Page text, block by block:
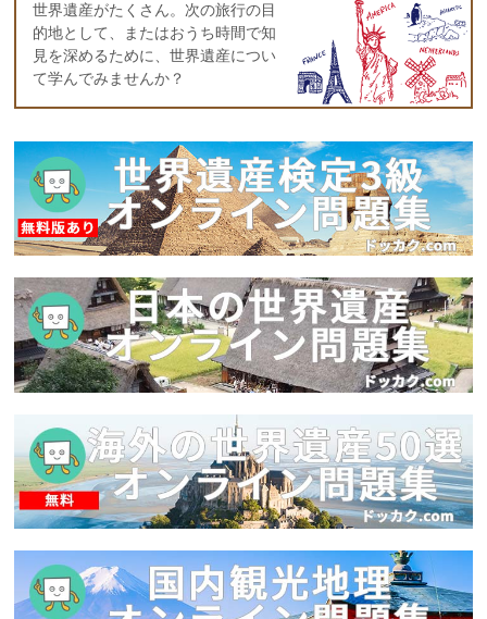
世界遺産がたくさん。次の旅行の目
的地として、またはおうち時間で知
見を深めるために、世界遺産につい
て学んでみませんか？